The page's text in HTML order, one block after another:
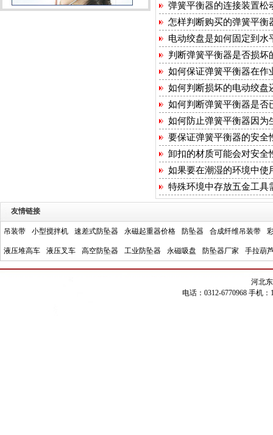
弹簧平衡器的连接装置松
怎样判断购买的弹簧平衡
电动绞盘是如何固定到水
判断弹簧平衡器是否损坏
如何保证弹簧平衡器在作
如何判断损坏的电动绞盘
如何判断弹簧平衡器是否
如何防止弹簧平衡器因为
要保证弹簧平衡器的安全
卸扣的材质可能会对安全
如果要在潮湿的环境中使
特殊环境中存放五金工具
友情链接
吊装带 小型搅拌机 速差式防坠器 永磁起重器价格 防坠器 合成纤维吊装带
液压堆高车 液压叉车 高空防坠器 工业防坠器 永磁吸盘 防坠器厂家 手拉葫
河北
电话：0312-6770968 手机